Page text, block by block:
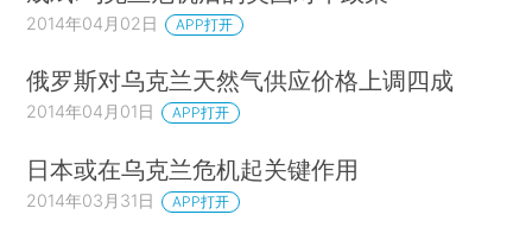
2014年04月02日 APP打开
俄罗斯对乌克兰天然气供应价格上调四成
2014年04月01日 APP打开
日本或在乌克兰危机起关键作用
2014年03月31日 APP打开